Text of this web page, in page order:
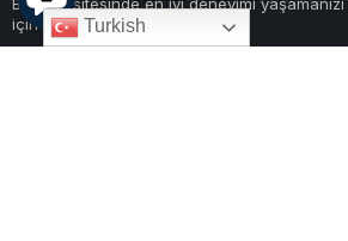
için çerezler kullanılmaktadır.
Turkish